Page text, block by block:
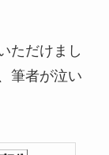
ただけまし
筆者が泣い